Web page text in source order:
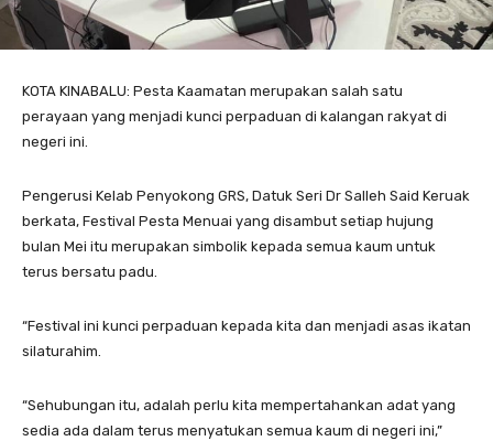
KOTA KINABALU: Pesta Kaamatan merupakan salah satu
perayaan yang menjadi kunci perpaduan di kalangan rakyat di
negeri ini.
Pengerusi Kelab Penyokong GRS, Datuk Seri Dr Salleh Said Keruak
berkata, Festival Pesta Menuai yang disambut setiap hujung
bulan Mei itu merupakan simbolik kepada semua kaum untuk
terus bersatu padu.
“Festival ini kunci perpaduan kepada kita dan menjadi asas ikatan
silaturahim.
“Sehubungan itu, adalah perlu kita mempertahankan adat yang
sedia ada dalam terus menyatukan semua kaum di negeri ini,”